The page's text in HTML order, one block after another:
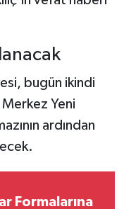
bugün ikindi
Yeni
ardından
Formalarına